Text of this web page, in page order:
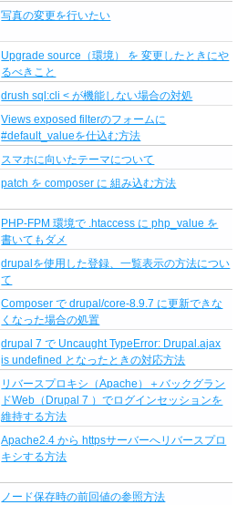
写真の変更を行いたい
Upgrade source（環境） を 変更したときにや
るべきこと
drush sql:cli < が機能しない場合の対処
Views exposed filterのフォームに
#default_valueを仕込む方法
スマホに向いたテーマについて
patch を composer に 組み込む方法
PHP-FPM 環境で .htaccess に php_value を
書いてもダメ
drupalを使用した登録、一覧表示の方法につい
て
Composer で drupal/core-8.9.7 に更新できな
くなった場合の処置
drupal 7 で Uncaught TypeError: Drupal.ajax
is undefined となったときの対応方法
リバースプロキシ（Apache）＋バックグラン
ドWeb（Drupal 7 ）でログインセッションを
維持する方法
Apache2.4 から httpsサーバーへリバースプロ
キシする方法
ノード保存時の前回値の参照方法